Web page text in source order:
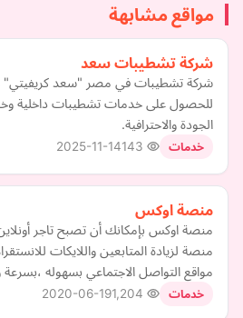
مواقع مشابهة
شركة تشطيبات سعد
شركة تشطيبات في مصر "سعد كريفيتي"
للحصول على خدمات تشطيبات داخلية
الجودة والاحترافية.
خدمات 2025-11-14
منصة اوكس
منصة اوكس بإمكانك أن تصبح تاجر
منصة لزيادة المتابعين واللايكات
مواقع التواصل الاجتماعي بسهوله
خدمات 2020-06-19